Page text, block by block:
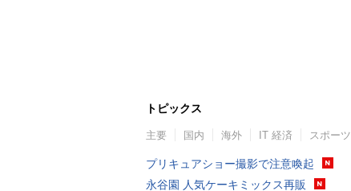
トピックス
主要 国内 海外 IT 経済 スポーツ
プリキュアショー撮影で注意喚起
永谷園 人気ケーキミックス再販